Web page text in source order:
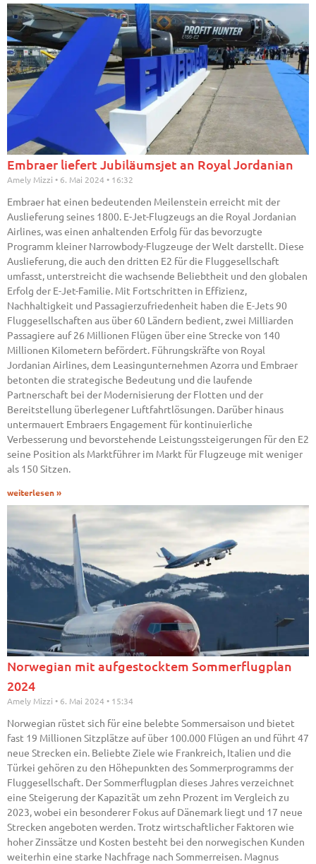
Embraer liefert Jubiläumsjet an Royal Jordanian
Amely Mizzi 6. Mai 2024 16:32
Embraer hat einen bedeutenden Meilenstein erreicht mit der
Auslieferung seines 1800. E-Jet-Flugzeugs an die Royal Jordanian
Airlines, was einen anhaltenden Erfolg für das bevorzugte
Programm kleiner Narrowbody-Flugzeuge der Welt darstellt. Diese
Auslieferung, die auch den dritten E2 für die Fluggesellschaft
umfasst, unterstreicht die wachsende Beliebtheit und den globalen
Erfolg der E-Jet-Familie. Mit Fortschritten in Effizienz,
Nachhaltigkeit und Passagierzufriedenheit haben die E-Jets 90
Fluggesellschaften aus über 60 Ländern bedient, zwei Milliarden
Passagiere auf 26 Millionen Flügen über eine Strecke von 140
Millionen Kilometern befördert. Führungskräfte von Royal
Jordanian Airlines, dem Leasingunternehmen Azorra und Embraer
betonten die strategische Bedeutung und die laufende
Partnerschaft bei der Modernisierung der Flotten und der
Bereitstellung überlegener Luftfahrtlösungen. Darüber hinaus
untermauert Embraers Engagement für kontinuierliche
Verbesserung und bevorstehende Leistungssteigerungen für den E2
seine Position als Marktführer im Markt für Flugzeuge mit weniger
als 150 Sitzen.
weiterlesen »
Norwegian mit aufgestocktem Sommerflugplan
2024
Amely Mizzi 6. Mai 2024 15:34
Norwegian rüstet sich für eine belebte Sommersaison und bietet
fast 19 Millionen Sitzplätze auf über 100.000 Flügen an und führt 47
neue Strecken ein. Beliebte Ziele wie Frankreich, Italien und die
Türkei gehören zu den Höhepunkten des Sommerprogramms der
Fluggesellschaft. Der Sommerflugplan dieses Jahres verzeichnet
eine Steigerung der Kapazität um zehn Prozent im Vergleich zu
2023, wobei ein besonderer Fokus auf Dänemark liegt und 17 neue
Strecken angeboten werden. Trotz wirtschaftlicher Faktoren wie
hoher Zinssätze und Kosten besteht bei den norwegischen Kunden
weiterhin eine starke Nachfrage nach Sommerreisen. Magnus